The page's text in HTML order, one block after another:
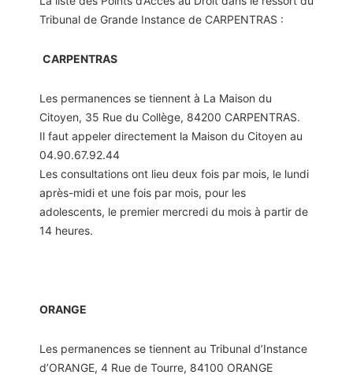
Tribunal de Grande Instance de CARPENTRAS :
CARPENTRAS
Les permanences se tiennent à La Maison du
Citoyen, 35 Rue du Collège, 84200 CARPENTRAS.
Il faut appeler directement la Maison du Citoyen au
04.90.67.92.44
Les consultations ont lieu deux fois par mois, le lundi
après-midi et une fois par mois, pour les
adolescents, le premier mercredi du mois à partir de
14 heures.
ORANGE
Les permanences se tiennent au Tribunal d’Instance
d’ORANGE, 4 Rue de Tourre, 84100 ORANGE